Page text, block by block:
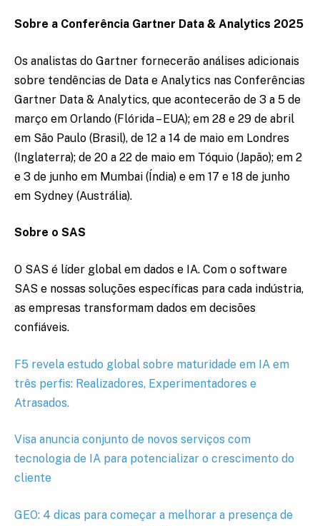
Sobre a Conferência Gartner Data & Analytics 2025
Os analistas do Gartner fornecerão análises adicionais
sobre tendências de Data e Analytics nas Conferências
Gartner Data & Analytics, que acontecerão de 3 a 5 de
março em Orlando (Flórida – EUA); em 28 e 29 de abril
em São Paulo (Brasil), de 12 a 14 de maio em Londres
(Inglaterra); de 20 a 22 de maio em Tóquio (Japão); em 2
e 3 de junho em Mumbai (Índia) e em 17 e 18 de junho
em Sydney (Austrália).
Sobre o SAS
O SAS é líder global em dados e IA. Com o software
SAS e nossas soluções específicas para cada indústria,
as empresas transformam dados em decisões
confiáveis.
F5 revela estudo global sobre maturidade em IA em
três perfis: Realizadores, Experimentadores e
Atrasados.
Visa anuncia conjunto de novos serviços com
tecnologia de IA para potencializar o crescimento do
cliente
GEO: 4 dicas para começar a melhorar a presença de